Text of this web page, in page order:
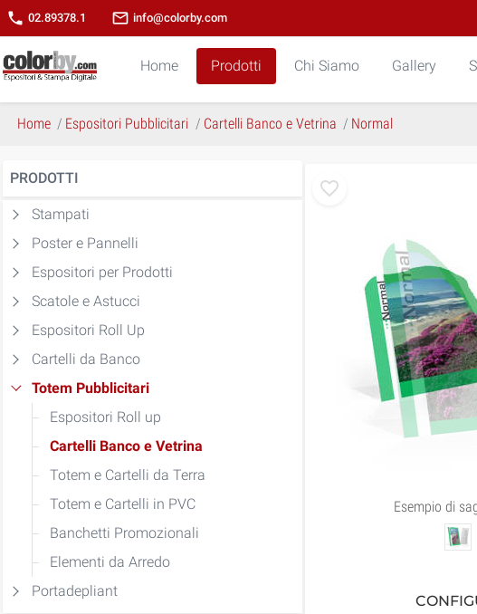
phone 02.89378.1 mail_outline info@colorby.com
Home Prodotti Chi Siamo Gallery
Home Espositori Pubblicitari Cartelli Banco e Vetrina Normal
PRODOTTI
Stampati
Poster e Pannelli
Espositori per Prodotti
Scatole e Astucci
Espositori Roll Up
Cartelli da Banco
Totem Pubblicitari
Espositori Roll up
Cartelli Banco e Vetrina
Totem e Cartelli da Terra
Totem e Cartelli in PVC
Banchetti Promozionali
Elementi da Arredo
Portadepliant
Esempio di